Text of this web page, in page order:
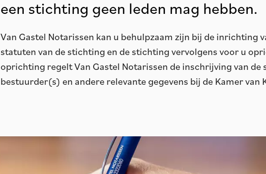
een stichting geen leden mag hebben.
Van Gastel Notarissen kan u behulpzaam zijn bij de inrichting
statuten van de stichting en de stichting vervolgens voor u
oprichting regelt Van Gastel Notarissen de inschrijving van de
bestuurder(s) en andere relevante gegevens bij de Kamer van